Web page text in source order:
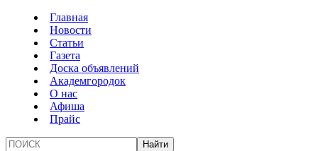
Главная
Новости
Статьи
Газета
Доска объявлений
Академгородок
О нас
Афиша
Прайс